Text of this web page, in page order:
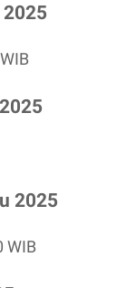
2025
WIB